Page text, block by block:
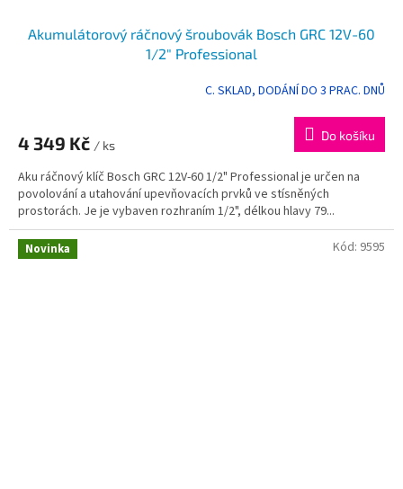
Akumulátorový ráčnový šroubovák Bosch GRC 12V-60
1/2" Professional
C. SKLAD, DODÁNÍ DO 3 PRAC. DNŮ
4 349 Kč / ks
Do košíku
Aku ráčnový klíč Bosch GRC 12V-60 1/2" Professional je určen na
povolování a utahování upevňovacích prvků ve stísněných
prostorách. Je je vybaven rozhraním 1/2", délkou hlavy 79...
Novinka Kód: 9595